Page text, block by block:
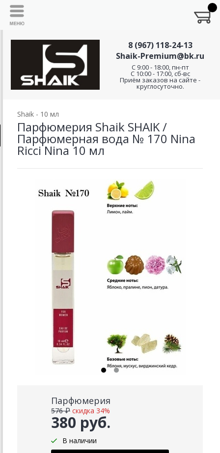
8 (967) 118-24-13
Shaik-Premium@bk.ru
C 9:00 - 18:00, пн-пт
С 10:00 - 17:00, сб-вс
Приём заказов на сайте -
круглосуточно.
Shaik - 10 мл
Парфюмерия Shaik SHAIK /
Парфюмерная вода № 170 Nina
Ricci Nina 10 мл
Парфюмерия
380 руб.
576 ₽ скидка 34%
В наличии